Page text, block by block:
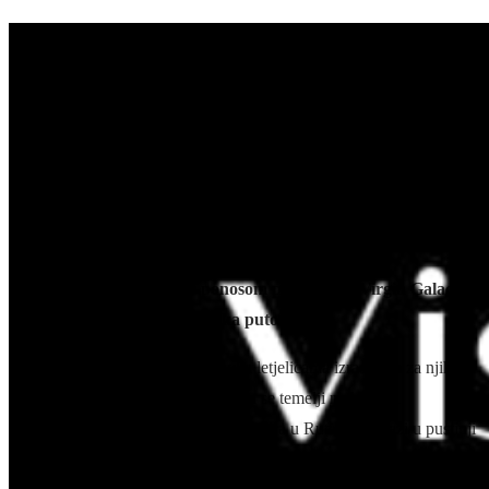
Putnička agencija Ulix s ponosom predstavlja Virgin Galactic
svemirska putovanja.
Virgin Galactic je vlasnik i upravlja letjelicama izrađenim za njihove
potrebe putovanja u svemir, a izrada se temelji na letjelici
"SpaceShipOne". Letjelica se konstruira u Rutanovoj bazi u pustinji